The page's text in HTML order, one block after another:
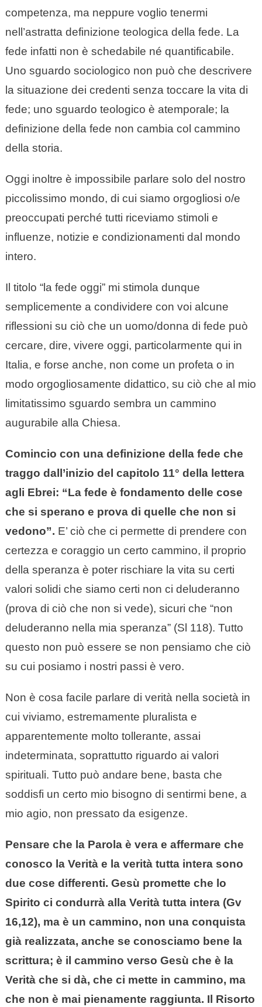
competenza, ma neppure voglio tenermi
nell’astratta definizione teologica della fede. La
fede infatti non è schedabile né quantificabile.
Uno sguardo sociologico non può che descrivere
la situazione dei credenti senza toccare la vita di
fede; uno sguardo teologico è atemporale; la
definizione della fede non cambia col cammino
della storia.
Oggi inoltre è impossibile parlare solo del nostro
piccolissimo mondo, di cui siamo orgogliosi o/e
preoccupati perché tutti riceviamo stimoli e
influenze, notizie e condizionamenti dal mondo
intero.
Il titolo “la fede oggi” mi stimola dunque
semplicemente a condividere con voi alcune
riflessioni su ciò che un uomo/donna di fede può
cercare, dire, vivere oggi, particolarmente qui in
Italia, e forse anche, non come un profeta o in
modo orgogliosamente didattico, su ciò che al mio
limitatissimo sguardo sembra un cammino
augurabile alla Chiesa.
Comincio con una definizione della fede che
traggo dall’inizio del capitolo 11° della lettera
agli Ebrei: “La fede è fondamento delle cose
che si sperano e prova di quelle che non si
vedono”. E’ ciò che ci permette di prendere con
certezza e coraggio un certo cammino, il proprio
della speranza è poter rischiare la vita su certi
valori solidi che siamo certi non ci deluderanno
(prova di ciò che non si vede), sicuri che “non
deluderanno nella mia speranza” (Sl 118). Tutto
questo non può essere se non pensiamo che ciò
su cui posiamo i nostri passi è vero.
Non è cosa facile parlare di verità nella società in
cui viviamo, estremamente pluralista e
apparentemente molto tollerante, assai
indeterminata, soprattutto riguardo ai valori
spirituali. Tutto può andare bene, basta che
soddisfi un certo mio bisogno di sentirmi bene, a
mio agio, non pressato da esigenze.
Pensare che la Parola è vera e affermare che
conosco la Verità e la verità tutta intera sono
due cose differenti. Gesù promette che lo
Spirito ci condurrà alla Verità tutta intera (Gv
16,12), ma è un cammino, non una conquista
già realizzata, anche se conosciamo bene la
scrittura; è il cammino verso Gesù che è la
Verità che si dà, che ci mette in cammino, ma
che non è mai pienamente raggiunta. Il Risorto